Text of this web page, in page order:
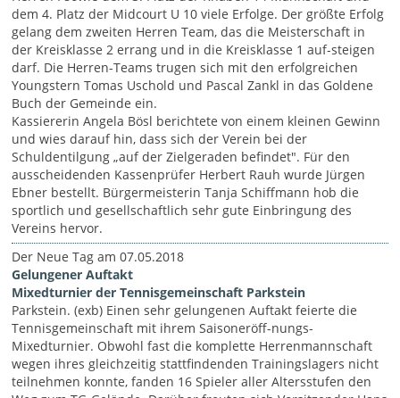
dem 4. Platz der Midcourt U 10 viele Erfolge. Der größte Erfolg
gelang dem zweiten Herren Team, das die Meisterschaft in
der Kreisklasse 2 errang und in die Kreisklasse 1 auf-steigen
darf. Die Herren-Teams trugen sich mit den erfolgreichen
Youngstern Tomas Uschold und Pascal Zankl in das Goldene
Buch der Gemeinde ein.
Kassiererin Angela Bösl berichtete von einem kleinen Gewinn
und wies darauf hin, dass sich der Verein bei der
Schuldentilgung „auf der Zielgeraden befindet". Für den
ausscheidenden Kassenprüfer Herbert Rauh wurde Jürgen
Ebner bestellt. Bürgermeisterin Tanja Schiffmann hob die
sportlich und gesellschaftlich sehr gute Einbringung des
Vereins hervor.
Der Neue Tag am 07.05.2018
Gelungener Auftakt
Mixedturnier der Tennisgemeinschaft Parkstein
Parkstein. (exb) Einen sehr gelungenen Auftakt feierte die
Tennisgemeinschaft mit ihrem Saisoneröff-nungs-
Mixedturnier. Obwohl fast die komplette Herrenmannschaft
wegen ihres gleichzeitig stattfindenden Trainingslagers nicht
teilnehmen konnte, fanden 16 Spieler aller Altersstufen den